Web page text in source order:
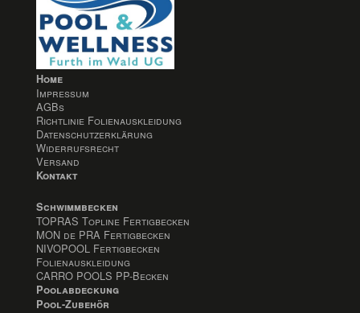
Home
Impressum
AGBs
Richtlinie Folienauskleidung
Datenschutzerklärung
Widerrufsrecht
Versand
Kontakt
Schwimmbecken
TOPRAS Topline Fertigbecken
MON de PRA Fertigbecken
NIVOPOOL Fertigbecken
Folienauskleidung
CARRO POOLS PP-Becken
Poolabdeckung
Pool-Zubehör